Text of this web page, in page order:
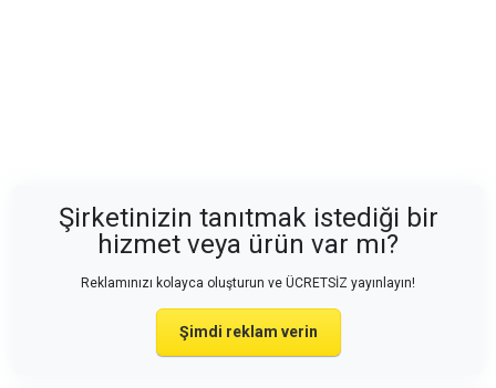
Şirketinizin tanıtmak istediği bir
hizmet veya ürün var mı?
Reklamınızı kolayca oluşturun ve ÜCRETSİZ yayınlayın!
Şimdi reklam verin